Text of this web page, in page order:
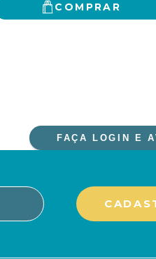
COMPRAR
FAÇA LOGIN E